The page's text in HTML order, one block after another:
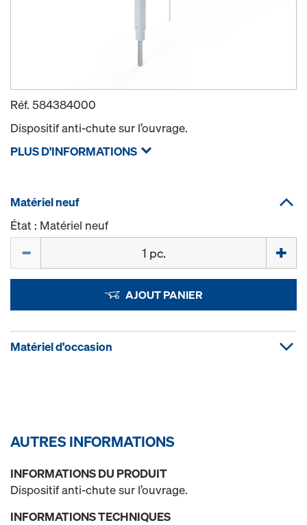
Réf. 584384000
Dispositif anti-chute sur l’ouvrage.
PLUS D'INFORMATIONS
Matériel neuf
État : Matériel neuf
AJOUT PANIER
Matériel d'occasion
AUTRES INFORMATIONS
INFORMATIONS DU PRODUIT
Dispositif anti-chute sur l’ouvrage.
INFORMATIONS TECHNIQUES